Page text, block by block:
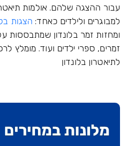
עבור ההצגה שלהם. אולמות
למבוגרים ולילדים כאחד: הצגות
ומחזות זמר בלונדון שמתבססות
זמרים, ספרי ילדים ועוד. מומלץ
לתיאטרון בלונדון